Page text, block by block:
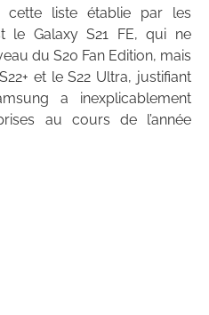
cette liste établie par les
le Galaxy S21 FE, qui ne
du S20 Fan Edition, mais
et le S22 Ultra, justifiant
a inexplicablement
au cours de l’année